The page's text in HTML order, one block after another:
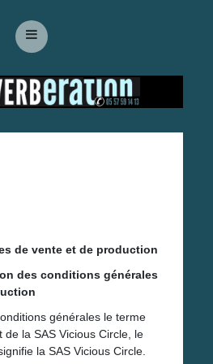
de vente et de production
des conditions générales
générales le terme
de la SAS Vicious Circle, le
la SAS Vicious Circle.